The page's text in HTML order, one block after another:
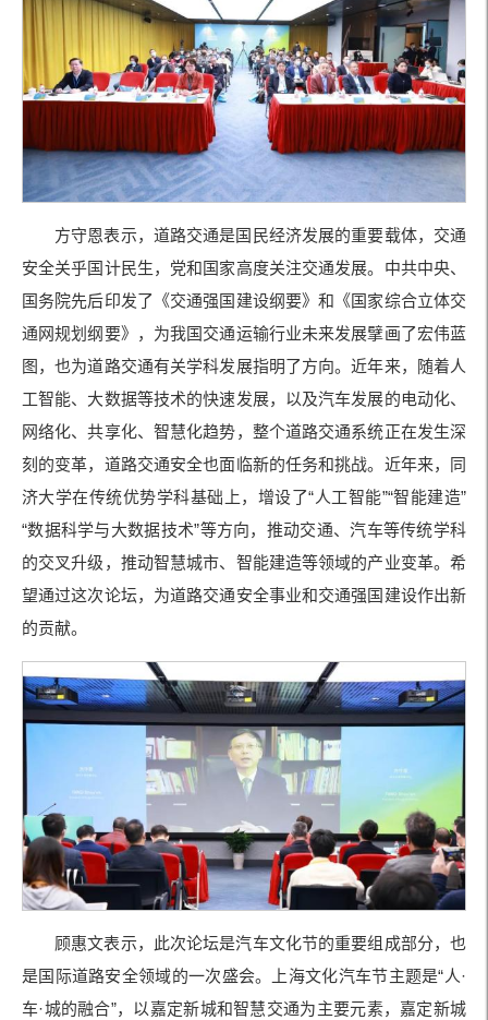
方守恩表示，道路交通是国民经济发展的重要载体，交通
安全关乎国计民生，党和国家高度关注交通发展。中共中央、
国务院先后印发了《交通强国建设纲要》和《国家综合立体交
通网规划纲要》，为我国交通运输行业未来发展擘画了宏伟蓝
图，也为道路交通有关学科发展指明了方向。近年来，随着人
工智能、大数据等技术的快速发展，以及汽车发展的电动化、
网络化、共享化、智慧化趋势，整个道路交通系统正在发生深
刻的变革，道路交通安全也面临新的任务和挑战。近年来，同
济大学在传统优势学科基础上，增设了“人工智能”“智能建造”
“数据科学与大数据技术”等方向，推动交通、汽车等传统学科
的交叉升级，推动智慧城市、智能建造等领域的产业变革。希
望通过这次论坛，为道路交通安全事业和交通强国建设作出新
的贡献。
顾惠文表示，此次论坛是汽车文化节的重要组成部分，也
是国际道路安全领域的一次盛会。上海文化汽车节主题是“人·
车·城的融合”，以嘉定新城和智慧交通为主要元素，嘉定新城